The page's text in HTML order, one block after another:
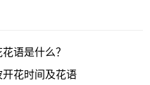
语是什么？
花时间及花语